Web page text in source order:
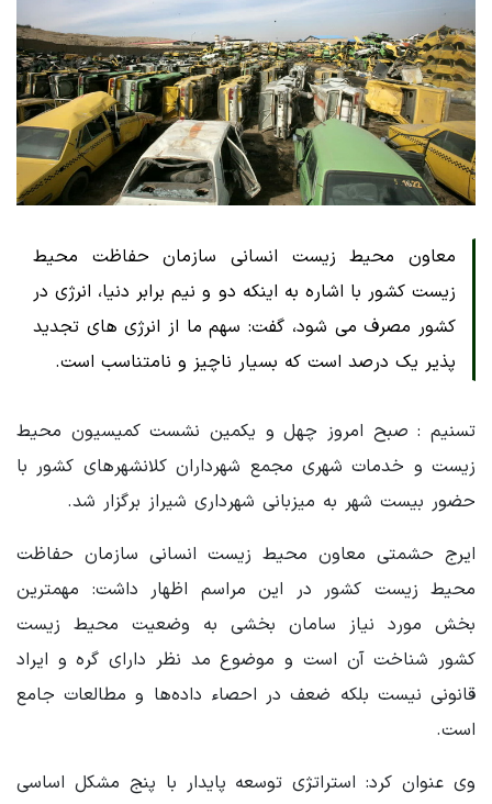
معاون محیط زیست انسانی سازمان حفاظت محیط
زیست کشور با اشاره به اینکه دو و نیم برابر دنیا، انرژی در
کشور مصرف می شود، گفت: سهم ما از انرژی های تجدید
پذیر یک درصد است که بسیار ناچیز و نامتناسب است.
تسنیم : صبح امروز چهل و یکمین نشست کمیسیون محیط
زیست و خدمات شهری مجمع شهرداران کلانشهرهای کشور با
حضور بیست شهر به میزبانی شهرداری شیراز برگزار شد.
ایرج حشمتی معاون محیط زیست انسانی سازمان حفاظت
محیط زیست کشور در این مراسم اظهار داشت: مهمترین
بخش مورد نیاز سامان بخشی به وضعیت محیط زیست
کشور شناخت آن است و موضوع مد نظر دارای گره و ایراد
قانونی نیست بلکه ضعف در احصاء داده‌ها و مطالعات جامع
است.
وی عنوان کرد: استراتژی توسعه پایدار با پنج مشکل اساسی